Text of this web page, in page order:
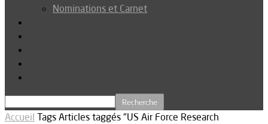
Nominations et Carnet
Accueil Tags Articles taggés "US Air Force Research